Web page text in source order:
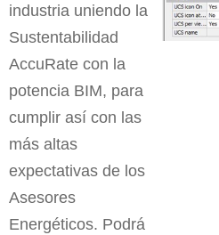
industria uniendo la
Sustentabilidad
AccuRate con la
potencia BIM, para
cumplir así con las
más altas
expectativas de los
Asesores
Energéticos. Podrá